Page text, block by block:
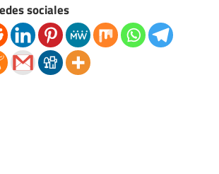
sociales